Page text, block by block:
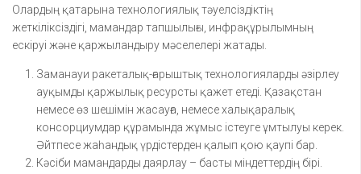
Олардың қатарына технологиялық тәуелсіздіктің
жеткіліксіздігі, мамандар тапшылығы, инфрақұрылымның
ескіруі және қаржыландыру мәселелері жатады.
Заманауи ракеталық-ғарыштық технологияларды әзірлеу
ауқымды қаржылық ресурсты қажет етеді. Қазақстан
немесе өз шешімін жасауға, немесе халықаралық
консорциумдар құрамында жұмыс істеуге ұмтылуы керек.
Әйтпесе жаһандық үрдістерден қалып қою қаупі бар.
Кәсіби мамандарды даярлау – басты міндеттердің бірі.